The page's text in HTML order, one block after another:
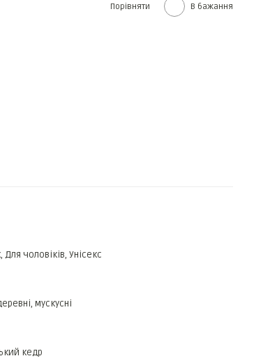
Порівняти В бажання
чоловіків, Унісекс
мускусні
кедр